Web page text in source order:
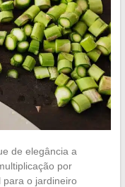
de elegância a
por
o jardineiro